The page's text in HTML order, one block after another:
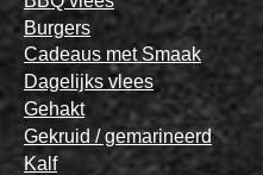
Burgers
Cadeaus met Smaak
Dagelijks vlees
Gehakt
Gekruid / gemarineerd
Kalf